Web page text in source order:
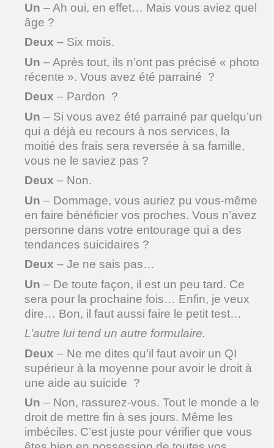
Un – Ah oui, en effet… Mais vous aviez quel
âge ?
Deux – Six mois.
Un – Après tout, ils n’ont pas précisé « photo
récente ». Vous avez été parrainé ?
Deux – Pardon ?
Un – Si vous avez été parrainé par quelqu’un
qui a déjà eu recours à nos services, la
moitié des frais sera reversée à sa famille,
vous ne le saviez pas ?
Deux – Non.
Un – Dommage, vous auriez pu vous-même
en faire bénéficier vos proches. Vous n’avez
personne dans votre entourage qui a des
tendances suicidaires ?
Deux – Je ne sais pas…
Un – De toute façon, il est un peu tard. Ce
sera pour la prochaine fois… Enfin, je veux
dire… Bon, il faut aussi faire le petit test…
L’autre lui tend un autre formulaire.
Deux – Ne me dites qu’il faut avoir un QI
supérieur à la moyenne pour avoir le droit à
une aide au suicide ?
Un – Non, rassurez-vous. Tout le monde a le
droit de mettre fin à ses jours. Même les
imbéciles. C’est juste pour vérifier que vous